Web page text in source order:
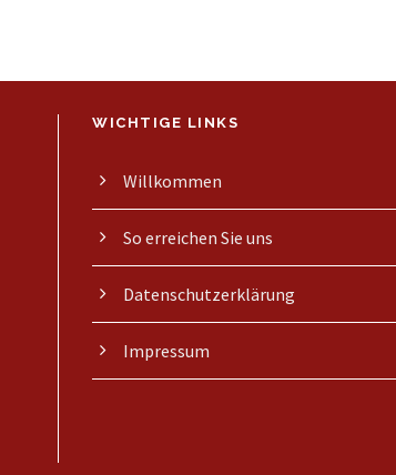
WICHTIGE LINKS
Willkommen
So erreichen Sie uns
Datenschutzerklärung
Impressum